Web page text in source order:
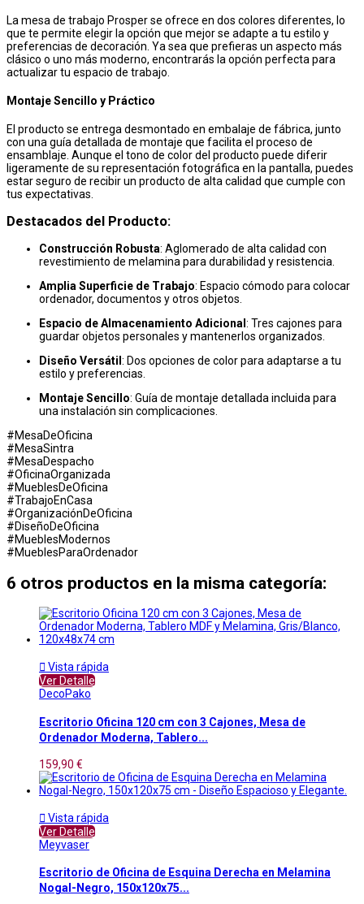
La mesa de trabajo Prosper se ofrece en dos colores diferentes, lo
que te permite elegir la opción que mejor se adapte a tu estilo y
preferencias de decoración. Ya sea que prefieras un aspecto más
clásico o uno más moderno, encontrarás la opción perfecta para
actualizar tu espacio de trabajo.
Montaje Sencillo y Práctico
El producto se entrega desmontado en embalaje de fábrica, junto
con una guía detallada de montaje que facilita el proceso de
ensamblaje. Aunque el tono de color del producto puede diferir
ligeramente de su representación fotográfica en la pantalla, puedes
estar seguro de recibir un producto de alta calidad que cumple con
tus expectativas.
Destacados del Producto:
Construcción Robusta: Aglomerado de alta calidad con
revestimiento de melamina para durabilidad y resistencia.
Amplia Superficie de Trabajo: Espacio cómodo para colocar
ordenador, documentos y otros objetos.
Espacio de Almacenamiento Adicional : Tres cajones para
guardar objetos personales y mantenerlos organizados.
Diseño Versátil : Dos opciones de color para adaptarse a tu
estilo y preferencias.
Montaje Sencillo: Guía de montaje detallada incluida para
una instalación sin complicaciones.
#MesaDeOficina
#MesaSintra
#MesaDespacho
#OficinaOrganizada
#MueblesDeOficina
#TrabajoEnCasa
#OrganizaciónDeOficina
#DiseñoDeOficina
#MueblesModernos
#MueblesParaOrdenador
6 otros productos en la misma categoría:
 Vista rápida
Ver Detalle
DecoPako
Escritorio Oficina 120 cm con 3 Cajones, Mesa de
Ordenador Moderna, Tablero...
159,90 €
 Vista rápida
Ver Detalle
Meyvaser
Escritorio de Oficina de Esquina Derecha en Melamina
Nogal-Negro, 150x120x75...